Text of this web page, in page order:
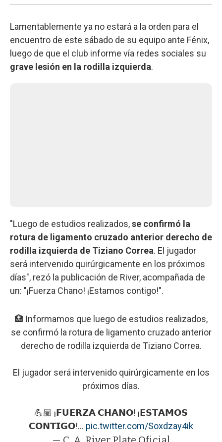
Lamentablemente ya no estará a la orden para el
encuentro de este sábado de su equipo ante Fénix,
luego de que el club informe vía redes sociales su
grave lesión en la rodilla izquierda.
"Luego de estudios realizados,se confirmó la
rotura de ligamento cruzado anterior derecho de
rodilla izquierda de Tiziano Correa. El jugador
será intervenido quirúrgicamente en los próximos
días", rezó la publicación de River, acompañada de
un: "¡Fuerza Chano! ¡Estamos contigo!".
🏥 Informamos que luego de estudios realizados,
se confirmó la rotura de ligamento cruzado anterior
derecho de rodilla izquierda de Tiziano Correa.
El jugador será intervenido quirúrgicamente en los
próximos días.
💪🏽 ¡𝗙𝗨𝗘𝗥𝗭𝗔 𝗖𝗛𝗔𝗡𝗢! ¡𝗘𝗦𝗧𝗔𝗠𝗢𝗦
𝗖𝗢𝗡𝗧𝗜𝗚𝗢!… pic.twitter.com/Soxdzay4ik